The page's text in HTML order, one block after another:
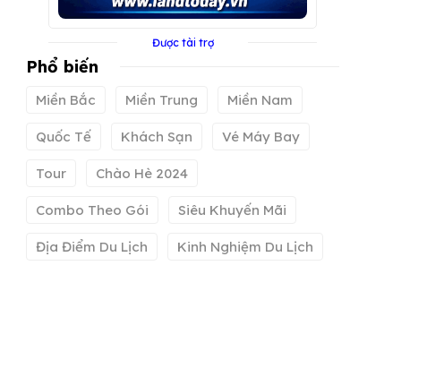
Được tài trợ
Phổ biến
Miền Bắc Miền Trung Miền Nam
Quốc Tế Khách Sạn Vé Máy Bay
Tour Chào Hè 2024
Combo Theo Gói Siêu Khuyến Mãi
Địa Điểm Du Lịch Kinh Nghiệm Du Lịch